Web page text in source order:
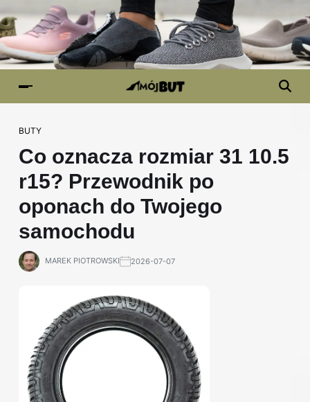
BUTY
Co oznacza rozmiar 31 10.5
r15? Przewodnik po
oponach do Twojego
samochodu
MAREK PIOTROWSKI 2026-07-07